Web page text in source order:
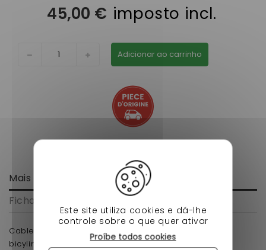
45,00 € imposto incl.
Adicionar ao carrinho
Mais informação
Ficha de dados
Cable inverseur voiture sans permis microcar lyra
bicylindre lombardini focs 1er montage.
Este site utiliza cookies e dá-lhe
controle sobre o que quer ativar
Proíbe todos cookies